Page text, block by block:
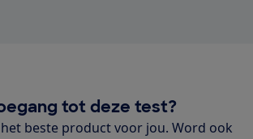
tot deze test?
beste product voor jou. Word ook